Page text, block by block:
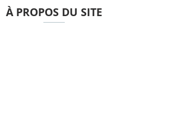
À PROPOS DU SITE